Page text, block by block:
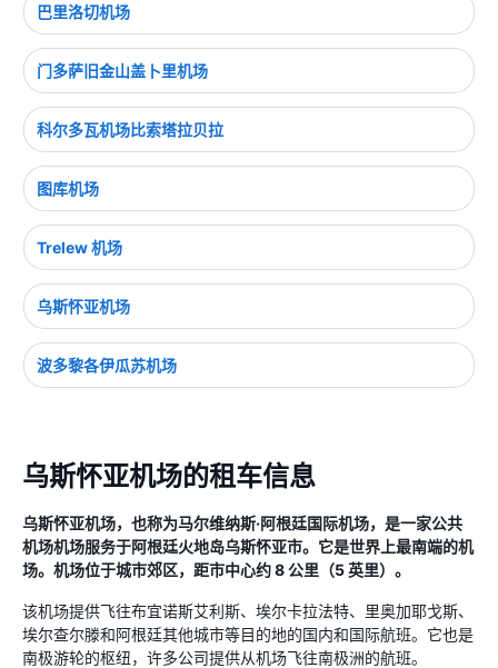
巴里洛切机场
门多萨旧金山盖卜里机场
科尔多瓦机场比索塔拉贝拉
图库机场
Trelew 机场
乌斯怀亚机场
波多黎各伊瓜苏机场
乌斯怀亚机场的租车信息
乌斯怀亚机场，也称为马尔维纳斯·阿根廷国际机场，是一家公共
机场机场服务于阿根廷火地岛乌斯怀亚市。它是世界上最南端的机
场。机场位于城市郊区，距市中心约 8 公里（5 英里）。
该机场提供飞往布宜诺斯艾利斯、埃尔卡拉法特、里奥加耶戈斯、
埃尔查尔滕和阿根廷其他城市等目的地的国内和国际航班。它也是
南极游轮的枢纽，许多公司提供从机场飞往南极洲的航班。